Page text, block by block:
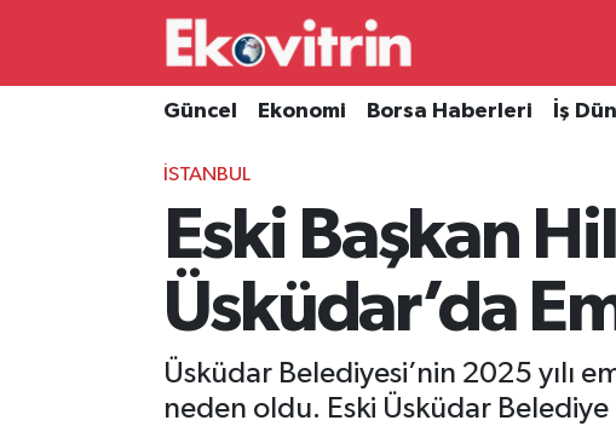
Güncel Ekonomi Borsa Haberleri İş
İSTANBUL
Eski Başkan
Üsküdar’da
Üsküdar Belediyesi’nin 2025 yılı
neden oldu. Eski Üsküdar Belediye
Güncel
Borsa Haberleri
Hava Durumu
Süper Lig Puan Durumu ve Fikstür
Tüm Manşetler
Son Dakika Haberleri
Haber Arşivi